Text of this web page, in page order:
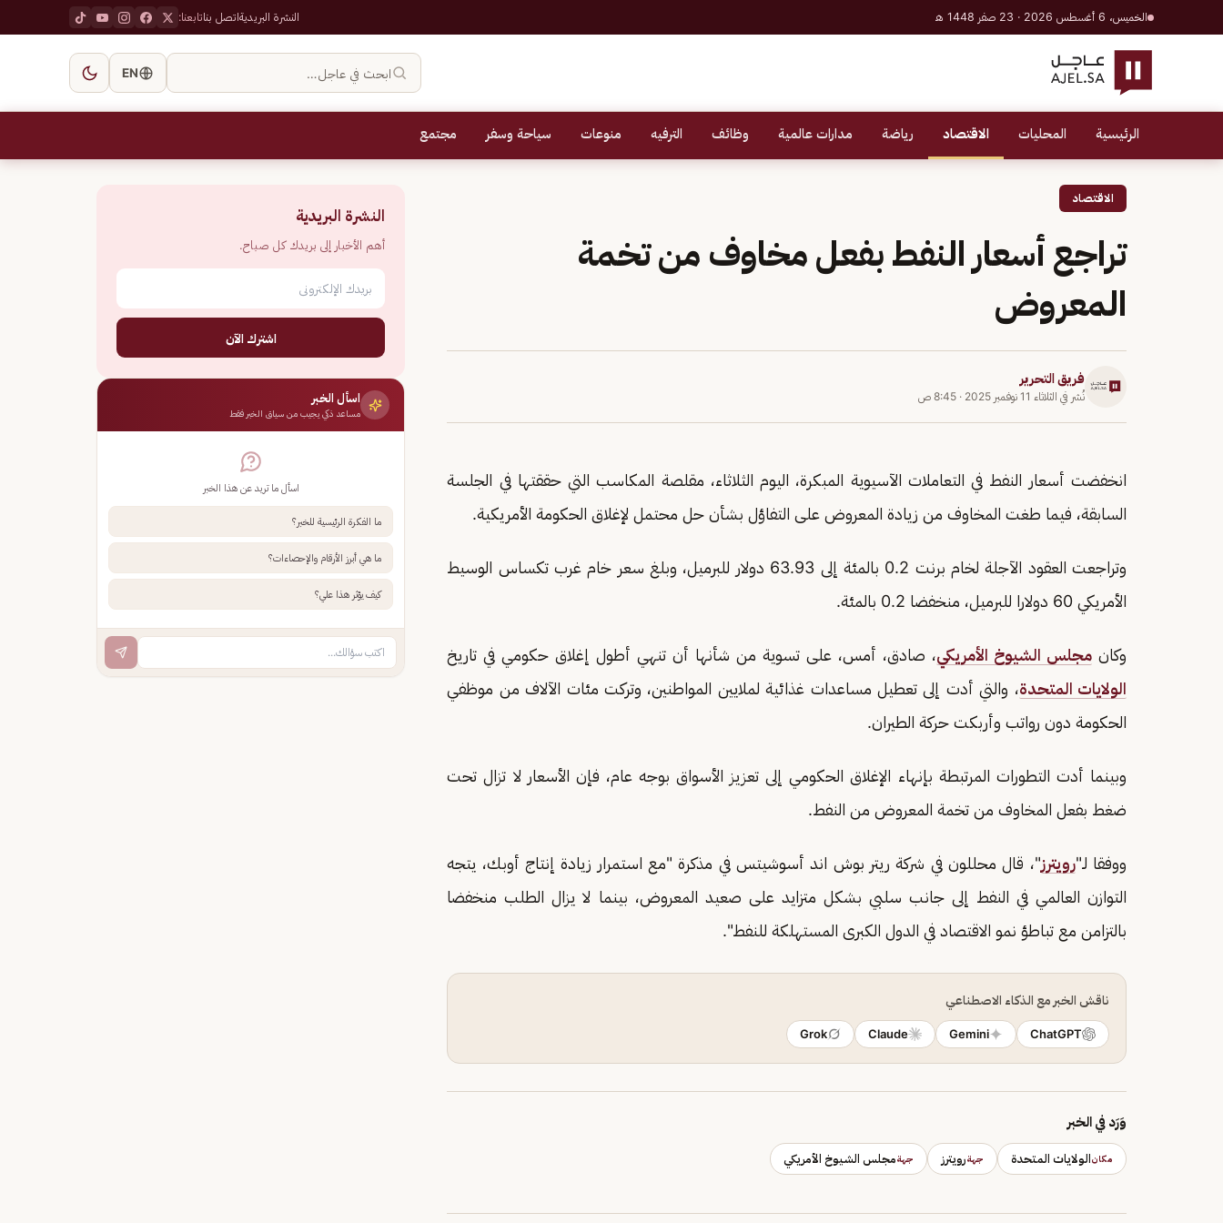
الخميس، 6 أغسطس 2026 · 23 صفر 1448 هـ النشرة البريديةاتصل بناتابعنا:
ابحث في عاجل… EN
الرئيسية المحليات الاقتصاد رياضة مدارات عالمية وظائف الترفيه منوعات سياحة وسفر مجتمع
الاقتصاد
تراجع أسعار النفط بفعل مخاوف من تخمة
المعروض
فريق التحرير
نُشر في الثلاثاء 11 نوفمبر 2025 · 8:45 ص
انخفضت أسعار النفط في التعاملات الآسيوية المبكرة، اليوم الثلاثاء، مقلصة المكاسب التي حققتها في الجلسة
السابقة، فيما طغت المخاوف من زيادة المعروض على التفاؤل بشأن حل محتمل لإغلاق الحكومة الأمريكية.
وتراجعت العقود الآجلة لخام برنت 0.2 بالمئة إلى 63.93 دولار للبرميل، وبلغ سعر خام غرب تكساس الوسيط
الأمريكي 60 دولارا للبرميل، منخفضا 0.2 بالمئة.
وكان مجلس الشيوخ الأمريكي، صادق، أمس، على تسوية من شأنها أن تنهي أطول إغلاق حكومي في تاريخ
الولايات المتحدة، والتي أدت إلى تعطيل مساعدات غذائية لملايين المواطنين، وتركت مئات الآلاف من موظفي
الحكومة دون رواتب وأربكت حركة الطيران.
وبينما أدت التطورات المرتبطة بإنهاء الإغلاق الحكومي إلى تعزيز الأسواق بوجه عام، فإن الأسعار لا تزال تحت
ضغط بفعل المخاوف من تخمة المعروض من النفط.
ووفقا لـ"رويترز"، قال محللون في شركة ريتر بوش اند أسوشيتس في مذكرة "مع استمرار زيادة إنتاج أوبك، يتجه
التوازن العالمي في النفط إلى جانب سلبي بشكل متزايد على صعيد المعروض، بينما لا يزال الطلب منخفضا
بالتزامن مع تباطؤ نمو الاقتصاد في الدول الكبرى المستهلكة للنفط".
ناقش الخبر مع الذكاء الاصطناعي
ChatGPT
Gemini
Claude
Grok
وَرَد في الخبر
مكانالولايات المتحدة جهةرويترز جهةمجلس الشيوخ الأمريكي
النشرة البريدية
أهم الأخبار إلى بريدك كل صباح.
اشترك الآن
اسأل الخبر
مساعد ذكي يجيب من سياق الخبر فقط
اسأل ما تريد عن هذا الخبر
ما الفكرة الرئيسية للخبر؟
ما هي أبرز الأرقام والإحصاءات؟
كيف يؤثر هذا علي؟